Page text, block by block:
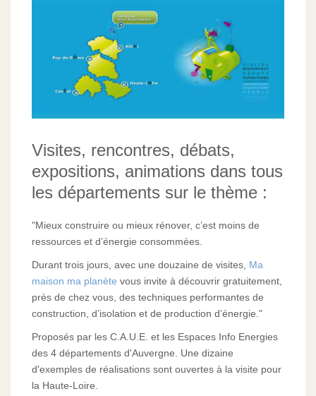
Visites, rencontres, débats,
expositions, animations dans tous
les départements sur le thème :
"Mieux construire ou mieux rénover, c’est moins de
ressources et d’énergie consommées.
Durant trois jours, avec une douzaine de visites, Ma
maison ma planète vous invite à découvrir gratuitement,
près de chez vous, des techniques performantes de
construction, d’isolation et de production d’énergie."
Proposés par les C.A.U.E. et les Espaces Info Energies
des 4 départements d'Auvergne. Une dizaine
d'exemples de réalisations sont ouvertes à la visite pour
la Haute-Loire.